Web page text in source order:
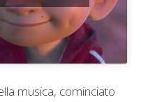
musica, cominciato